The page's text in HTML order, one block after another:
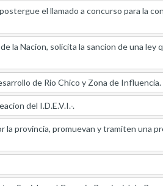
el llamado a concurso para la
la Nacion, solicita la sancion de una
de Rio Chico y Zona de Influencia.
del I.D.E.V.I.-.
la provincia, promuevan y tramiten una